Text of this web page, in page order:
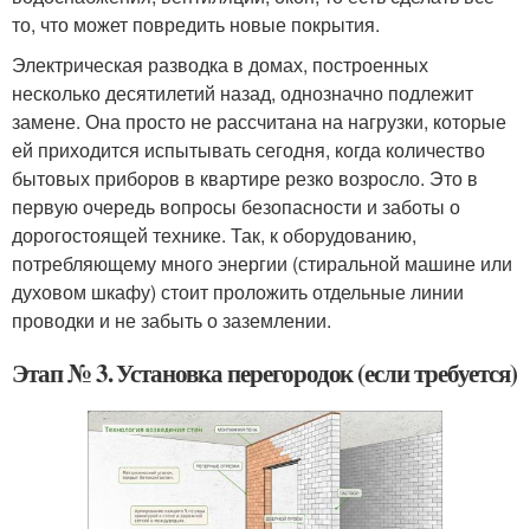
то, что может повредить новые покрытия.
Электрическая разводка в домах, построенных
несколько десятилетий назад, однозначно подлежит
замене. Она просто не рассчитана на нагрузки, которые
ей приходится испытывать сегодня, когда количество
бытовых приборов в квартире резко возросло. Это в
первую очередь вопросы безопасности и заботы о
дорогостоящей технике. Так, к оборудованию,
потребляющему много энергии (стиральной машине или
духовом шкафу) стоит проложить отдельные линии
проводки и не забыть о заземлении.
Этап № 3. Установка перегородок (если требуется)